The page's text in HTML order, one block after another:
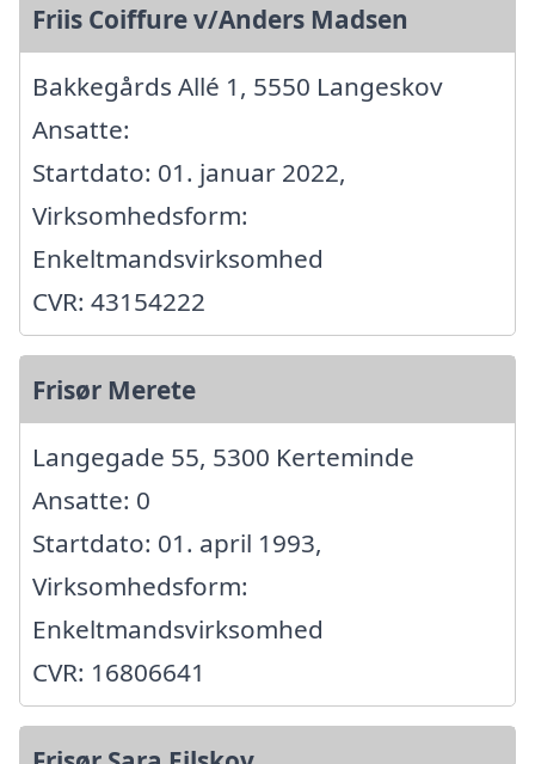
Friis Coiffure v/Anders Madsen
Bakkegårds Allé 1, 5550 Langeskov
Ansatte:
Startdato: 01. januar 2022,
Virksomhedsform:
Enkeltmandsvirksomhed
CVR: 43154222
Frisør Merete
Langegade 55, 5300 Kerteminde
Ansatte: 0
Startdato: 01. april 1993,
Virksomhedsform:
Enkeltmandsvirksomhed
CVR: 16806641